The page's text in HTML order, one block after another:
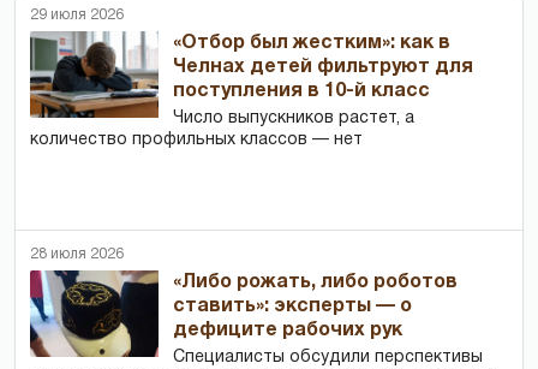
29 июля 2026
«Отбор был жестким»: как в
Челнах детей фильтруют для
поступления в 10-й класс
Число выпускников растет, а
количество профильных классов — нет
28 июля 2026
«Либо рожать, либо роботов
ставить»: эксперты — о
дефиците рабочих рук
Специалисты обсудили перспективы